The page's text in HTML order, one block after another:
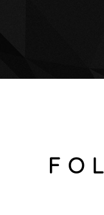
F O